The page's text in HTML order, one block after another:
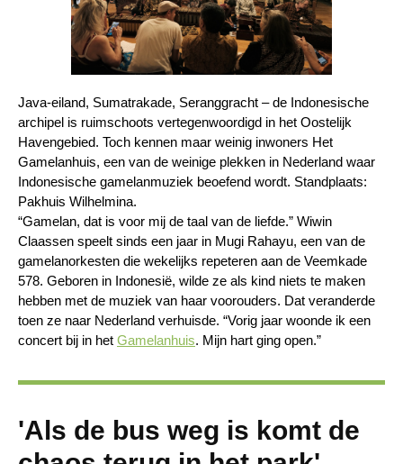
Java-eiland, Sumatrakade, Seranggracht – de Indonesische
archipel is ruimschoots vertegenwoordigd in het Oostelijk
Havengebied. Toch kennen maar weinig inwoners Het
Gamelanhuis, een van de weinige plekken in Nederland waar
Indonesische gamelanmuziek beoefend wordt. Standplaats:
Pakhuis Wilhelmina.
“Gamelan, dat is voor mij de taal van de liefde.” Wiwin
Claassen speelt sinds een jaar in Mugi Rahayu, een van de
gamelanorkesten die wekelijks repeteren aan de Veemkade
578. Geboren in Indonesië, wilde ze als kind niets te maken
hebben met de muziek van haar voorouders. Dat veranderde
toen ze naar Nederland verhuisde. “Vorig jaar woonde ik een
concert bij in het Gamelanhuis. Mijn hart ging open.”
'Als de bus weg is komt de